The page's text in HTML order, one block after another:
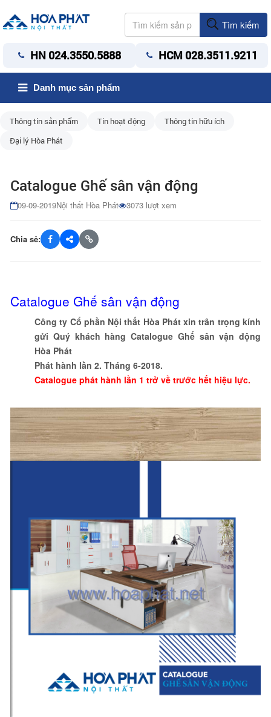
Tìm kiếm
HN 024.3550.5888 HCM 028.3511.9211
Danh mục sản phẩm
Thông tin sản phẩm Tin hoạt động
Thông tin hữu ích
Đại lý Hòa Phát
Catalogue Ghế sân vận động
09-09-2019Nội thất Hòa Phát 3073 lượt xem
Chia sẻ:
Catalogue Ghế sân vận động
Công ty Cổ phần Nội thất Hòa Phát xin trân trọng kính
gửi Quý khách hàng Catalogue Ghế sân vận động
Hòa Phát
Phát hành lần 2. Tháng 6-2018.
Catalogue phát hành lần 1 trở về trước hết hiệu lực.